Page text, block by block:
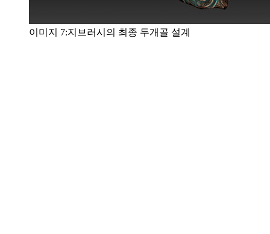
이미지 7:지브러시의 최종 두개골 설계